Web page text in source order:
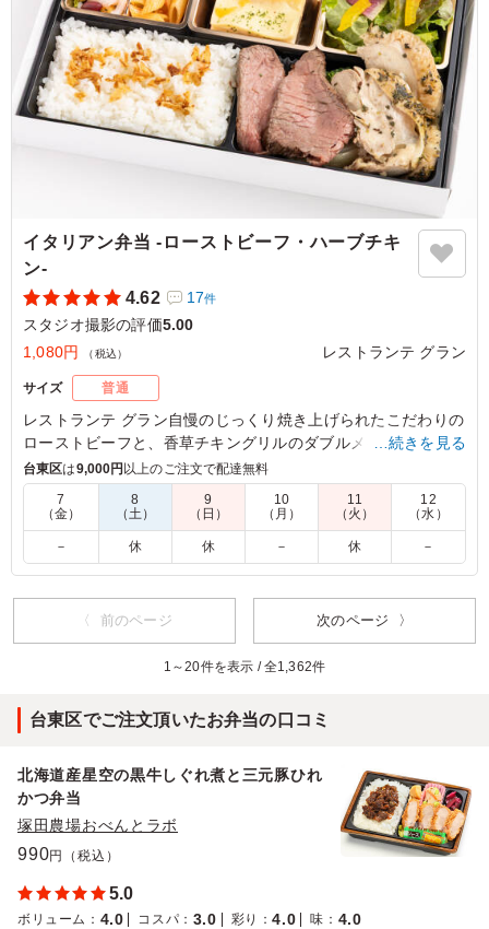
東京都渋谷区猿楽町2026/07/15
イタリアン弁当 -ローストビーフ・ハーブチキ
ン‐
4.62
17件
スタジオ撮影の評価5.00
1,080円
（税込） レストランテ グラン
サイズ 普通
レストランテ グラン自慢のじっくり焼き上げられたこだわりの
ローストビーフと、香草チキングリルのダブルメイン。厳選さ
れた12種類の副菜も魅力のお弁当です。
5.0
自家製ローストビーフと香り豊かな若鶏のハーブ焼きの組
み合わせは豪華で、女性陣に大人気でした。 彩り豊かな
品な味付けで美味しかったのですが、ローストビーフの味
が上がり嬉しいです。
東京都渋谷区恵比寿2026/07/27
…続きを見る
台東区は9,000円以上のご注文で配達無料
7
（金）
8
（土）
9
（日）
10
（月）
11
（火）
12
（水）
－ 休 休 － 休 －
〈 前のページ 次のページ 〉
1～20件を表示 / 全1,362件
台東区でご注文頂いたお弁当の口コミ
北海道産星空の黒牛しぐれ煮と三元豚ひれ
かつ弁当
塚田農場おべんとラボ
990円（税込）
5.0
ボリューム ： 4.0 コスパ ： 3.0 彩り ：4.0 味 ： 4.0